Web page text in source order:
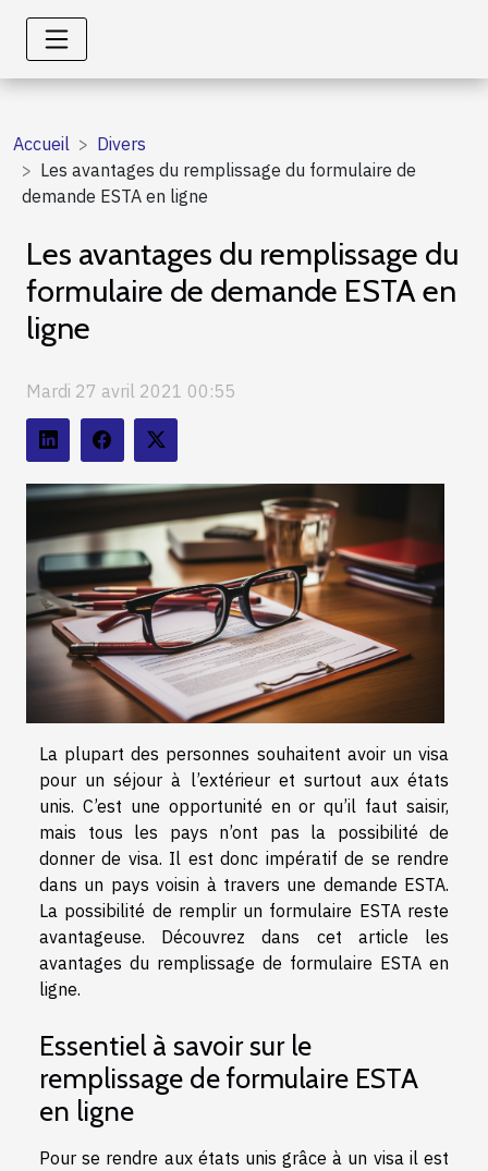
Accueil
Divers
Les avantages du remplissage du formulaire de
demande ESTA en ligne
Les avantages du remplissage du
formulaire de demande ESTA en
ligne
Mardi 27 avril 2021 00:55
La plupart des personnes souhaitent avoir un visa
pour un séjour à l’extérieur et surtout aux états
unis. C’est une opportunité en or qu’il faut saisir,
mais tous les pays n’ont pas la possibilité de
donner de visa. Il est donc impératif de se rendre
dans un pays voisin à travers une demande ESTA.
La possibilité de remplir un formulaire ESTA reste
avantageuse. Découvrez dans cet article les
avantages du remplissage de formulaire ESTA en
ligne.
Essentiel à savoir sur le
remplissage de formulaire ESTA
en ligne
Pour se rendre aux états unis grâce à un visa il est